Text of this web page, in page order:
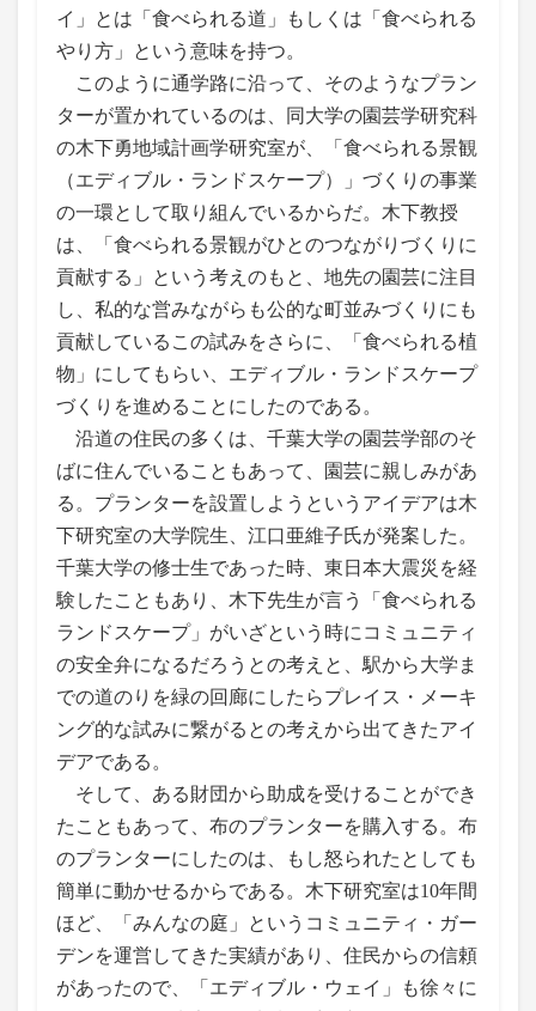
イ」とは「食べられる道」もしくは「食べられる
やり方」という意味を持つ。
このように通学路に沿って、そのようなプラン
ターが置かれているのは、同大学の園芸学研究科
の木下勇地域計画学研究室が、「食べられる景観
（エディブル・ランドスケープ）」づくりの事業
の一環として取り組んでいるからだ。木下教授
は、「食べられる景観がひとのつながりづくりに
貢献する」という考えのもと、地先の園芸に注目
し、私的な営みながらも公的な町並みづくりにも
貢献しているこの試みをさらに、「食べられる植
物」にしてもらい、エディブル・ランドスケープ
づくりを進めることにしたのである。
沿道の住民の多くは、千葉大学の園芸学部のそ
ばに住んでいることもあって、園芸に親しみがあ
る。プランターを設置しようというアイデアは木
下研究室の大学院生、江口亜維子氏が発案した。
千葉大学の修士生であった時、東日本大震災を経
験したこともあり、木下先生が言う「食べられる
ランドスケープ」がいざという時にコミュニティ
の安全弁になるだろうとの考えと、駅から大学ま
での道のりを緑の回廊にしたらプレイス・メーキ
ング的な試みに繋がるとの考えから出てきたアイ
デアである。
そして、ある財団から助成を受けることができ
たこともあって、布のプランターを購入する。布
のプランターにしたのは、もし怒られたとしても
簡単に動かせるからである。木下研究室は10年間
ほど、「みんなの庭」というコミュニティ・ガー
デンを運営してきた実績があり、住民からの信頼
があったので、「エディブル・ウェイ」も徐々に